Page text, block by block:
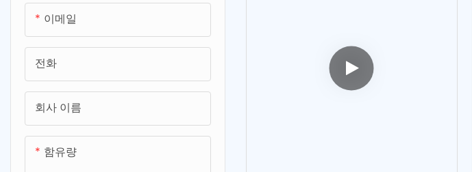
이메일
전화
회사 이름
함유량